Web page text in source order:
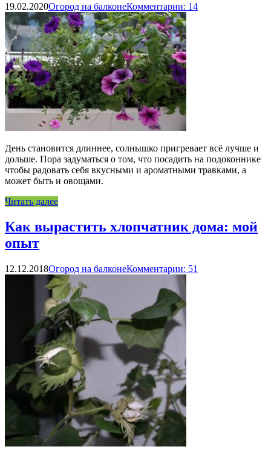
19.02.2020Огород на балконеКомментарии: 14
День становится длиннее, солнышко пригревает всё лучше и
дольше. Пора задуматься о том, что посадить на подоконнике
чтобы радовать себя вкусными и ароматными травками, а
может быть и овощами.
Читать далее
Как вырастить хлопчатник дома: мой
опыт
12.12.2018Огород на балконеКомментарии: 51